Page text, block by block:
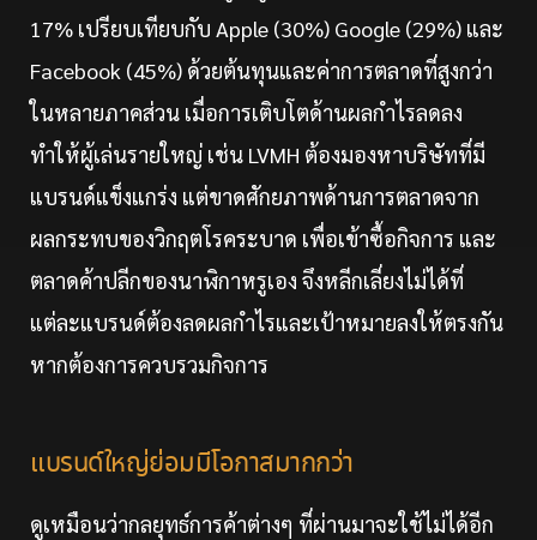
17% เปรียบเทียบกับ Apple (30%) Google (29%) และ
Facebook (45%) ด้วยต้นทุนและค่าการตลาดที่สูงกว่า
ในหลายภาคส่วน เมื่อการเติบโตด้านผลกำไรลดลง
ทำให้ผู้เล่นรายใหญ่ เช่น LVMH ต้องมองหาบริษัทที่มี
แบรนด์แข็งแกร่ง แต่ขาดศักยภาพด้านการตลาดจาก
ผลกระทบของวิกฤตโรคระบาด เพื่อเข้าซื้อกิจการ และ
ตลาดค้าปลีกของนาฬิกาหรูเอง จึงหลีกเลี่ยงไม่ได้ที่
แต่ละแบรนด์ต้องลดผลกำไรและเป้าหมายลงให้ตรงกัน
หากต้องการควบรวมกิจการ
แบรนด์ใหญ่ย่อมมีโอกาสมากกว่า
ดูเหมือนว่ากลยุทธ์การค้าต่างๆ ที่ผ่านมาจะใช้ไม่ได้อีก